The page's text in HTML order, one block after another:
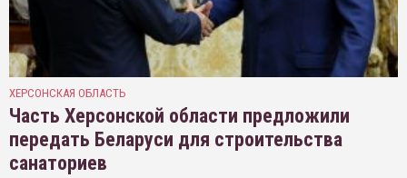
ХЕРСОНСКАЯ ОБЛАСТЬ
Часть Херсонской области предложили
передать Беларуси для строительства
санаториев